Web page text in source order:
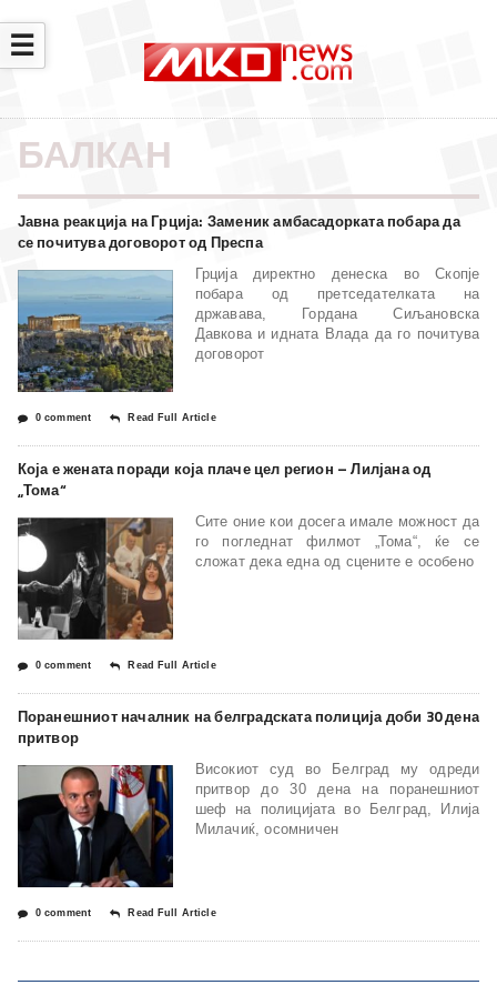
☰
БАЛКАН
Јавна реакција на Грција: Заменик амбасадорката побара да
се почитува договорот од Преспа
Грција директно денеска во Скопје
побара од претседателката на
државава, Гордана Сиљановска
Давкова и идната Влада да го почитува
договорот
0 comment Read Full Article
Која е жената поради која плаче цел регион – Лилјана од
„Тома“
Сите оние кои досега имале можност да
го погледнат филмот „Тома“, ќе се
сложат дека една од сцените е особено
0 comment Read Full Article
Поранешниот началник на белградската полиција доби 30 дена
притвор
Високиот суд во Белград му одреди
притвор до 30 дена на поранешниот
шеф на полицијата во Белград, Илија
Милачиќ, осомничен
0 comment Read Full Article